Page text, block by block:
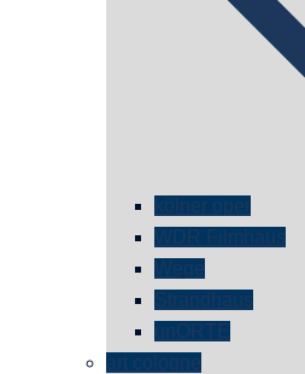
kölner oper
WDR Filmhaus
Wege
Strandhaus
unORTE
art cologne